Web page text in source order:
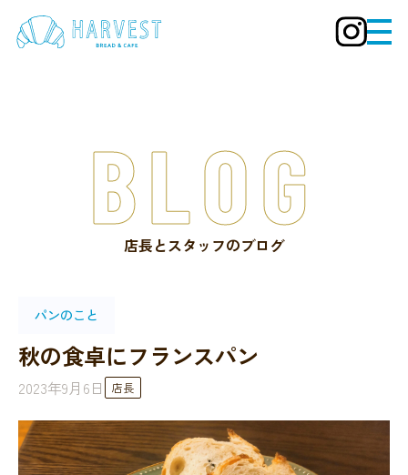
店長とスタッフのブログ
BLOG
パンのこと
秋の食卓にフランスパン
2023年9月6日 店長